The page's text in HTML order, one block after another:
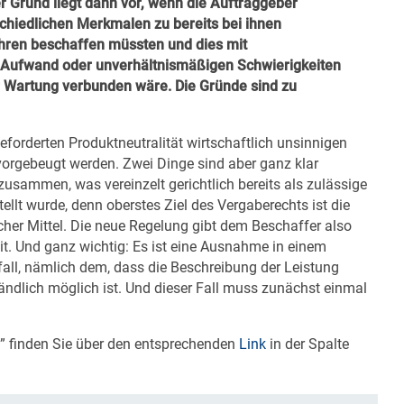
Grund liegt dann vor, wenn die Auftraggeber
Merkmalen zu bereits bei ihnen
beschaffen müssten und dies mit
oder unverhältnismäßigen Schwierigkeiten
verbunden wäre. Die Gründe sind zu
Produktneutralität wirtschaftlich unsinnigen
werden. Zwei Dinge sind aber ganz klar
was vereinzelt gerichtlich bereits als zulässige
wurde, denn oberstes Ziel des Vergaberechts ist die
Mittel. Die neue Regelung gibt dem Beschaffer also
Und ganz wichtig: Es ist eine Ausnahme in einem
nämlich dem, dass die Beschreibung der Leistung
möglich ist. Und dieser Fall muss zunächst einmal
finden Sie über den entsprechenden Link in der Spalte